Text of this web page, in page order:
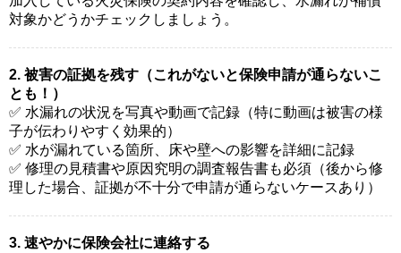
対象かどうかチェックしましょう。
2. 被害の証拠を残す（これがないと保険申請が通らないこ
とも！）
✅ 水漏れの状況を写真や動画で記録（特に動画は被害の様
子が伝わりやすく効果的）
✅ 水が漏れている箇所、床や壁への影響を詳細に記録
✅ 修理の見積書や原因究明の調査報告書も必須（後から修
理した場合、証拠が不十分で申請が通らないケースあり）
3. 速やかに保険会社に連絡する